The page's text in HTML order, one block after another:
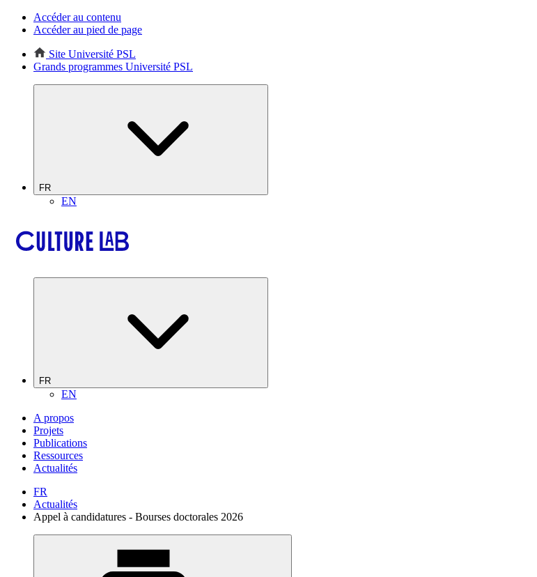
Accéder au contenu
Accéder au pied de page
Site Université PSL
Grands programmes Université PSL
FR
EN
FR
EN
A propos
Projets
Publications
Ressources
Actualités
FR
Actualités
Appel à candidatures - Bourses doctorales 2026